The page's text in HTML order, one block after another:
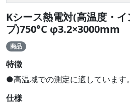
Kシース熱電対(高温度・
プ)750°C φ3.2×3000mm
商品
特徴
●高温域での測定に適しています。
仕様